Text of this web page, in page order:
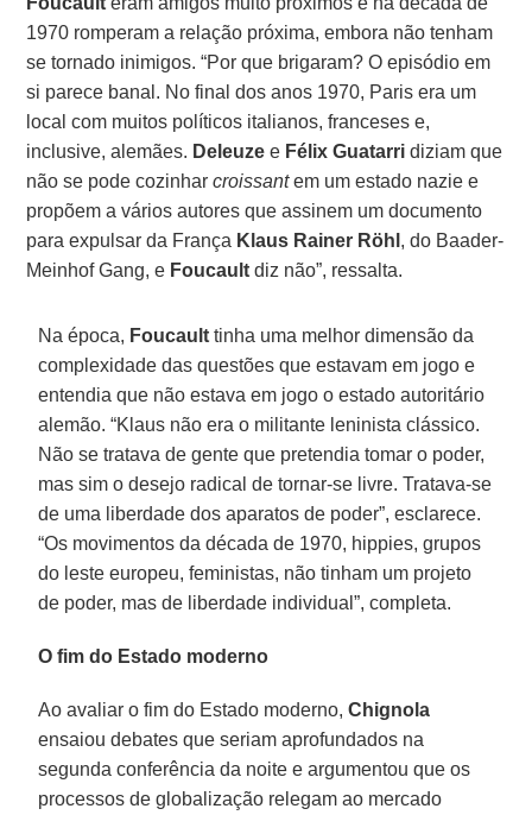
1970 romperam a relação próxima, embora não tenham
se tornado inimigos. “Por que brigaram? O episódio em
si parece banal. No final dos anos 1970, Paris era um
local com muitos políticos italianos, franceses e,
inclusive, alemães. Deleuze e Félix Guatarri diziam que
não se pode cozinharcroissantem um estado nazie e
propõem a vários autores que assinem um documento
para expulsar da França Klaus Rainer Röhl , do Baader-
Meinhof Gang, e Foucault diz não”, ressalta.
Na época, Foucault tinha uma melhor dimensão da
complexidade das questões que estavam em jogo e
entendia que não estava em jogo o estado autoritário
alemão. “Klaus não era o militante leninista clássico.
Não se tratava de gente que pretendia tomar o poder,
mas sim o desejo radical de tornar-se livre. Tratava-se
de uma liberdade dos aparatos de poder”, esclarece.
“Os movimentos da década de 1970, hippies, grupos
do leste europeu, feministas, não tinham um projeto
de poder, mas de liberdade individual”, completa.
O fim do Estado moderno
Ao avaliar o fim do Estado moderno,Chignola
ensaiou debates que seriam aprofundados na
segunda conferência da noite e argumentou que os
processos de globalização relegam ao mercado